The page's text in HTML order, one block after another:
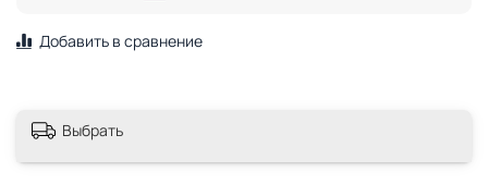
Добавить в сравнение
Выбрать